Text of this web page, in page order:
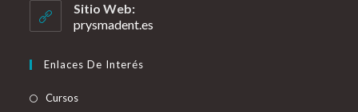
Sitio Web:
prysmadent.es
Enlaces De Interés
Cursos